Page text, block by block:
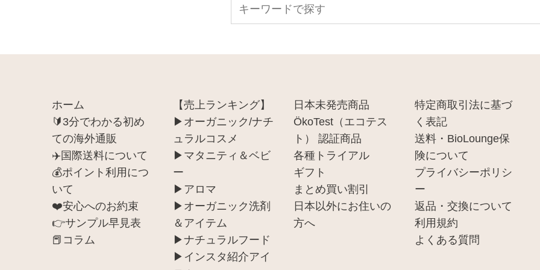
ー
探
す
ホーム
🔰3分でわかる初め
ての海外通販
✈️国際送料について
💰ポイント利用につ
いて
❤️安心へのお約束
👉サンプル早見表
📕コラム
【売上ランキング】
▶︎オーガニック/ナチ
ュラルコスメ
▶︎マタニティ＆ベビ
ー
▶︎アロマ
▶︎オーガニック洗剤
＆アイテム
▶︎ナチュラルフード
▶︎インスタ紹介アイ
日本未発売商品
ÖkoTest（エコテス
ト） 認証商品
各種トライアル
ギフト
まとめ買い割引
日本以外にお住いの
方へ
特定商取引法に基づ
く表記
送料・BioLounge保
険について
プライバシーポリシ
ー
返品・交換について
利用規約
よくある質問